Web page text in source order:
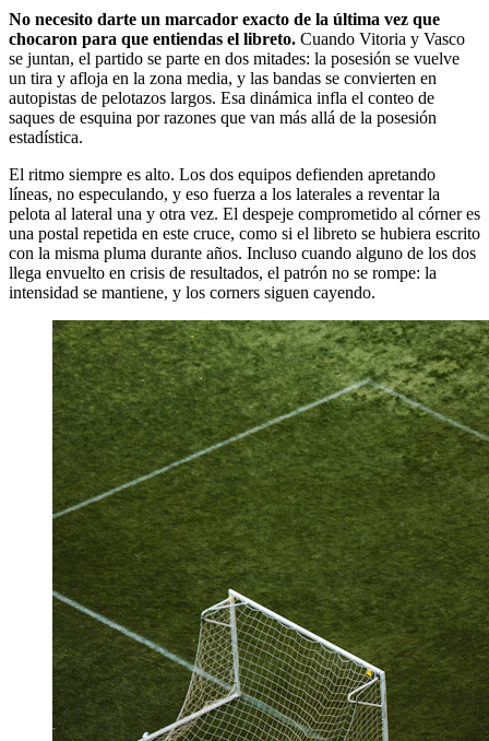
No necesito darte un marcador exacto de la última vez que
chocaron para que entiendas el libreto. Cuando Vitoria y Vasco
se juntan, el partido se parte en dos mitades: la posesión se vuelve
un tira y afloja en la zona media, y las bandas se convierten en
autopistas de pelotazos largos. Esa dinámica infla el conteo de
saques de esquina por razones que van más allá de la posesión
estadística.
El ritmo siempre es alto. Los dos equipos defienden apretando
líneas, no especulando, y eso fuerza a los laterales a reventar la
pelota al lateral una y otra vez. El despeje comprometido al córner es
una postal repetida en este cruce, como si el libreto se hubiera escrito
con la misma pluma durante años. Incluso cuando alguno de los dos
llega envuelto en crisis de resultados, el patrón no se rompe: la
intensidad se mantiene, y los corners siguen cayendo.